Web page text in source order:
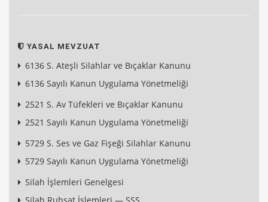
YASAL MEVZUAT
6136 S. Ateşli Silahlar ve Bıçaklar Kanunu
6136 Sayılı Kanun Uygulama Yönetmeliği
2521 S. Av Tüfekleri ve Bıçaklar Kanunu
2521 Sayılı Kanun Uygulama Yönetmeliği
5729 S. Ses ve Gaz Fişeği Silahlar Kanunu
5729 Sayılı Kanun Uygulama Yönetmeliği
Silah İşlemleri Genelgesi